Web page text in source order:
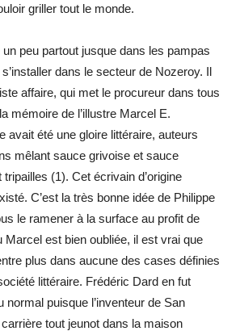
griller tout le monde.
un peu partout jusque dans les pampas
dans le secteur de Nozeroy. Il
affaire, qui met le procureur dans tous
mémoire de l’illustre Marcel E.
avait été une gloire littéraire, auteurs
mêlant sauce grivoise et sauce
(1). Cet écrivain d’origine
C’est la très bonne idée de Philippe
le ramener à la surface au profit de
Marcel est bien oubliée, il est vrai que
plus dans aucune des cases définies
littéraire. Frédéric Dard en fut
normal puisque l’inventeur de San
tout jeunot dans la maison